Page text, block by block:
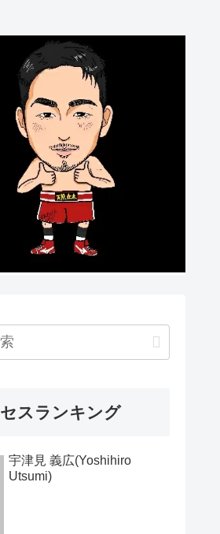
スランキング
宇津見 義広(Yoshihiro
Utsumi)